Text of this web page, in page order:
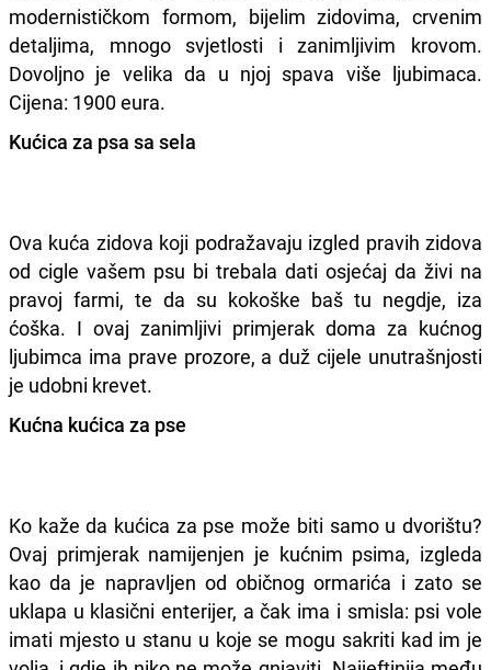
modernističkom formom, bijelim zidovima, crvenim
detaljima, mnogo svjetlosti i zanimljivim krovom.
Dovoljno je velika da u njoj spava više ljubimaca.
Cijena: 1900 eura.
Kućica za psa sa sela
Ova kuća zidova koji podražavaju izgled pravih zidova
od cigle vašem psu bi trebala dati osjećaj da živi na
pravoj farmi, te da su kokoške baš tu negdje, iza
ćoška. I ovaj zanimljivi primjerak doma za kućnog
ljubimca ima prave prozore, a duž cijele unutrašnjosti
je udobni krevet.
Kućna kućica za pse
Ko kaže da kućica za pse može biti samo u dvorištu?
Ovaj primjerak namijenjen je kućnim psima, izgleda
kao da je napravljen od običnog ormarića i zato se
uklapa u klasični enterijer, a čak ima i smisla: psi vole
imati mjesto u stanu u koje se mogu sakriti kad im je